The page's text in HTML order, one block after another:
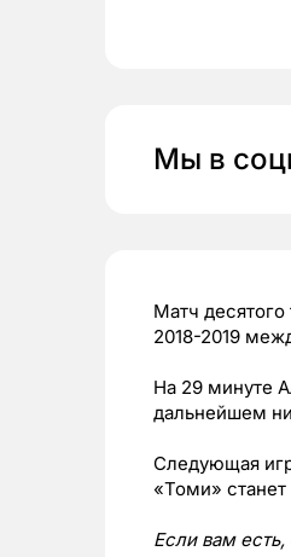
Мы в
Матч
2018-2019
На 29 минуте
дальнейшем
Следующая
«Томи»
Если вам